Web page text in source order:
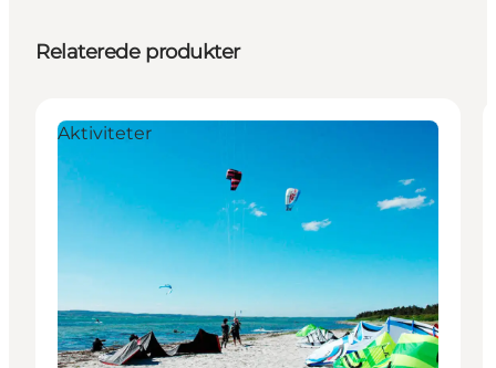
Relaterede produkter
Aktiviteter